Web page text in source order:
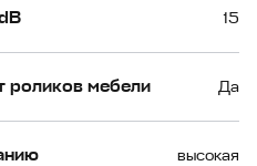
15
роликов мебели Да
высокая